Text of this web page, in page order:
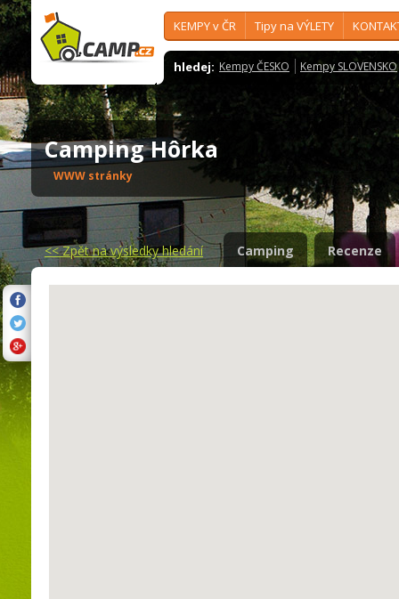
KEMPY v ČR Tipy na VÝLETY
hledej: Kempy ČESKO Kempy SLOVENSKO
Camping Hôrka
WWW stránky
<<Zpět na výsledky hledání Camping Recenze